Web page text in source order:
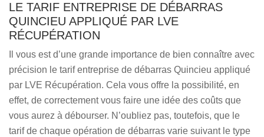
LE TARIF ENTREPRISE DE DÉBARRAS
QUINCIEU APPLIQUÉ PAR LVE
RÉCUPÉRATION
Il vous est d’une grande importance de bien connaître avec
précision le tarif entreprise de débarras Quincieu appliqué
par LVE Récupération. Cela vous offre la possibilité, en
effet, de correctement vous faire une idée des coûts que
vous aurez à débourser. N’oubliez pas, toutefois, que le
tarif de chaque opération de débarras varie suivant le type